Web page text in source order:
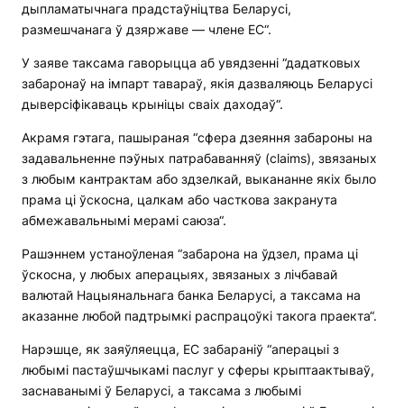
дыпламатычнага прадстаўніцтва Беларусі,
размешчанага ў дзяржаве — члене ЕС“.
У заяве таксама гаворыцца аб увядзенні “дадатковых
забаронаў на імпарт тавараў, якія дазваляюць Беларусі
дыверсіфікаваць крыніцы сваіх даходаў“.
Акрамя гэтага, пашыраная “сфера дзеяння забароны на
задавальненне пэўных патрабаванняў (claims), звязаных
з любым кантрактам або здзелкай, выкананне якіх было
прама ці ўскосна, цалкам або часткова закранута
абмежавальнымі мерамі саюза“.
Рашэннем устаноўленая “забарона на ўдзел, прама ці
ўскосна, у любых аперацыях, звязаных з лічбавай
валютай Нацыянальнага банка Беларусі, а таксама на
аказанне любой падтрымкі распрацоўкі такога праекта“.
Нарэшце, як заяўляецца, ЕС забараніў “аперацыі з
любымі пастаўшчыкамі паслуг у сферы крыптаактываў,
заснаванымі ў Беларусі, а таксама з любымі